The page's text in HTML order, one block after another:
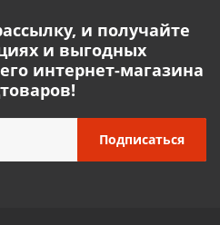
и получайте
и выгодных
интернет-магазина